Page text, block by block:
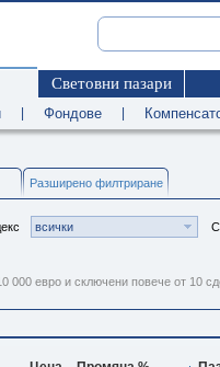
Световни пазари
Фондове
Разширено филтриране
всички
000 евро и сключени повече от 10